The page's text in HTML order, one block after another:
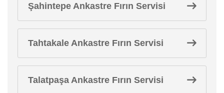
Şahintepe Ankastre Fırın Servisi
Tahtakale Ankastre Fırın Servisi
Talatpaşa Ankastre Fırın Servisi